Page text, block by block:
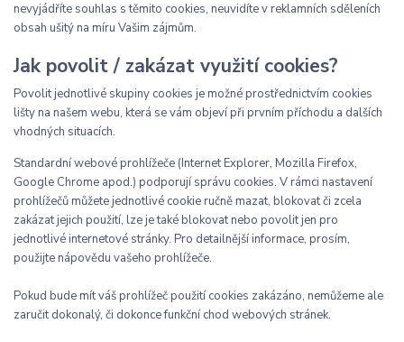
nevyjádříte souhlas s těmito cookies, neuvidíte v reklamních sděleních
obsah ušitý na míru Vašim zájmům.
Jak povolit / zakázat využití cookies?
Povolit jednotlivé skupiny cookies je možné prostřednictvím cookies
lišty na našem webu, která se vám objeví při prvním příchodu a dalších
vhodných situacích.
Standardní webové prohlížeče (Internet Explorer, Mozilla Firefox,
Google Chrome apod.) podporují správu cookies. V rámci nastavení
prohlížečů můžete jednotlivé cookie ručně mazat, blokovat či zcela
zakázat jejich použití, lze je také blokovat nebo povolit jen pro
jednotlivé internetové stránky. Pro detailnější informace, prosím,
použijte nápovědu vašeho prohlížeče.
Pokud bude mít váš prohlížeč použití cookies zakázáno, nemůžeme ale
zaručit dokonalý, či dokonce funkční chod webových stránek.